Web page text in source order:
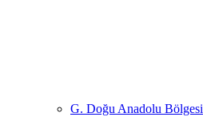
G. Doğu Anadolu Bölgesi